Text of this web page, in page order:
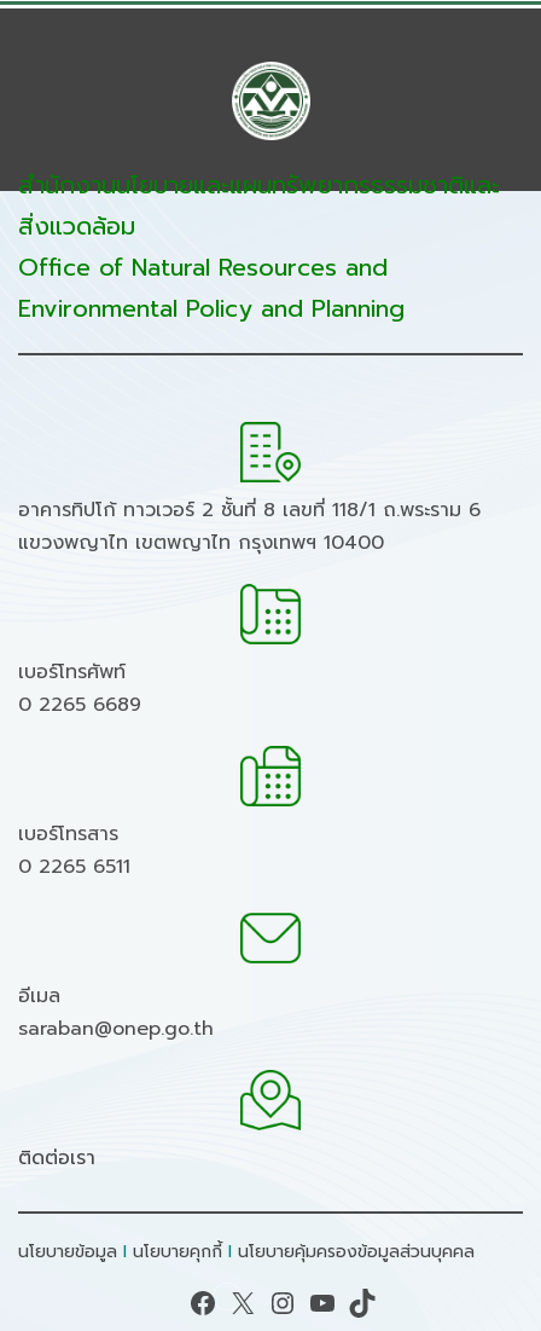
สำนักงานนโยบายและแผนทรัพยากรธรรมชาติและ
สิ่งแวดล้อม
Office of Natural Resources and
Environmental Policy and Planning
อาคารทิปโก้ ทาวเวอร์ 2 ชั้นที่ 8 เลขที่ 118/1 ถ.พระราม 6
แขวงพญาไท เขตพญาไท กรุงเทพฯ 10400
เบอร์โทรศัพท์
0 2265 6689
เบอร์โทรสาร
0 2265 6511
อีเมล
saraban@onep.go.th
ติดต่อเรา
นโยบายข้อมูล I นโยบายคุกกี้ I นโยบายคุ้มครองข้อมูลส่วนบุคคล
Facebook X Instagram YouTube TikTok